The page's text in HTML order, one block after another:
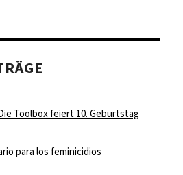
Toolbox feiert 10. Geburtstag
para los feminicidios